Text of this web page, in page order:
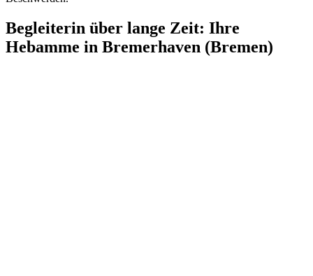
Begleiterin über lange Zeit: Ihre
Hebamme in Bremerhaven (Bremen)